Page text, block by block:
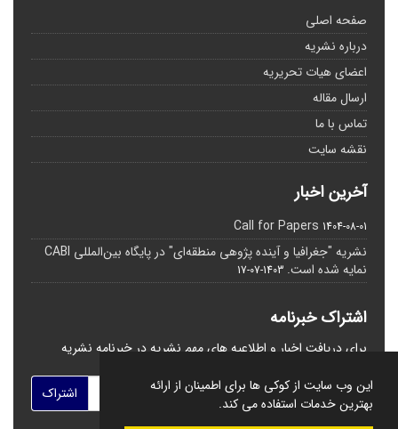
این وب سایت از کوکی ها برای اطمینان از ارائه
بهترین خدمات استفاده می کند.
صفحه اصلی
درباره نشریه
اعضای هیات تحریریه
ارسال مقاله
تماس با ما
نقشه سایت
آخرین اخبار
Call for Papers 1404-08-01
نشریه "جغرافیا و آینده پژوهی منطقه‌ای" در پایگاه بین‌المللی CABI
نمایه شده است. 1403-07-17
اشتراک خبرنامه
برای دریافت اخبار و اطلاعیه های مهم نشریه در خبرنامه نشریه
اشتراک